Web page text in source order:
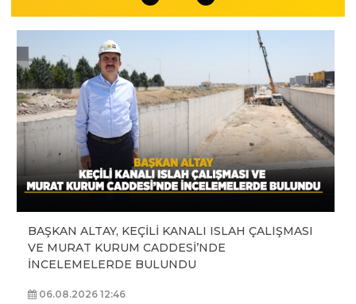
BAŞKAN ALTAY, KEÇİLİ KANALI ISLAH ÇALIŞMASI
VE MURAT KURUM CADDESİ’NDE
İNCELEMELERDE BULUNDU
06.08.2026 12:46